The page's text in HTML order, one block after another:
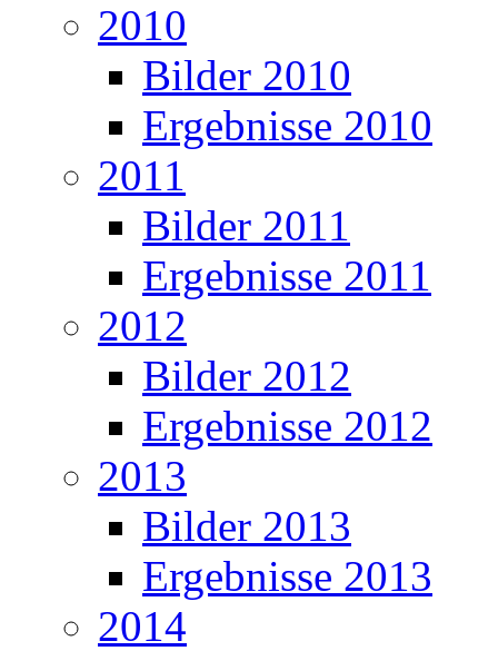
2010
Bilder 2010
Ergebnisse 2010
2011
Bilder 2011
Ergebnisse 2011
2012
Bilder 2012
Ergebnisse 2012
2013
Bilder 2013
Ergebnisse 2013
2014